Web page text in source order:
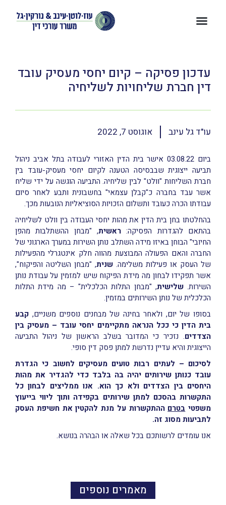
עדכון פסיקה – קיום יחסי מעסיק עובד
דין חברת שליחויות לשליחיה
עו"ד גל עינב אוגוסט 7, 2022
ביום 03.08.22 אישר בית הדין האזורי לעבודה בתל אביב ניהול
תביעה ייצוגית שבבסיסה הטענה לקיום יחסי מעסיק-עובד בין
חברת השליחות "וולט" לבין שליחיה. התביעה הוגשה על ידי שליח
אשר עבד בחברה כ"קבלן עצמאי" בחשבונית ותבע לאחר סיום
עבודתו הכרה כעובד ותשלום הזכויות הסוציאליות הנובעות מכך.
בהחלטתו בחן בית הדין את מהות יחסי העבודה בין וולט לשליחיה
בהתאם להגדרות הפסיקה: ראשית, "מבחן ההשתלבות מהפן
החיובי" הבוחן באיזו מידה השתלב נותן השירות במערך הארגוני של
החברה והאם הפעולה המבוצעת מהווה חלק אינטגרלי מהפעילות
של העסק או פעילות משלימה. שנית, "מבחן השליטה והפיקוח",
אשר תפקידו לבחון מה מידת הפיקוח שיש למזמין על עבודת נותן
השירות.שלישית, "מבחן התלות הכלכלית" – מה מידת התלות
הכלכלית של נותן השירותים במזמין.
בסופו של יום, ולאחר בחינה של מבחנים נוספים משניים, קבע
בית הדין כי ככל הנראה מתקיימים יחסי עובד – מעסיק בין
הצדדים. נזכיר כי המדובר בשלב הראשון של ניהול התביעה
הייצוגית והיא עדיין נדרשת למתן פסק דין סופי.
לסיכום – לעתים רבות טועים מעסיקים לחשוב כי הגדרת
עובד כנותן שירותים יהיה בה בלבד כדי להגדיר את מהות
היחסים בין הצדדים ולא כך הוא. אנו ממליצים לבחון כל
התקשרות בהסכם למתן שירותים בקפידה ותוך ליווי בייעוץ
משפטי בטרם ההתקשרות על מנת להקטין את חשיפת העסק
לתביעות מסוג זה.
אנו עומדים לרשותכם בכל שאלה או הבהרה בנושא.
מאמרים נוספים